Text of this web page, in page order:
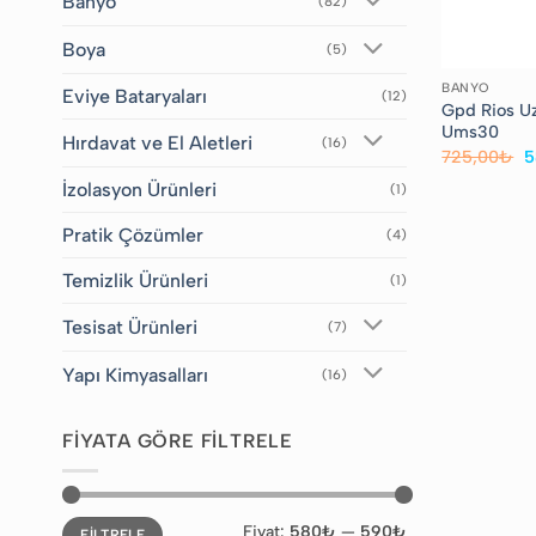
Boya (5)
Eviye Bataryaları (12)
Hırdavat ve El Aletleri (16)
İzolasyon Ürünleri (1)
Pratik Çözümler (4)
Temizlik Ürünleri (1)
Tesisat Ürünleri (7)
Yapı Kimyasalları (16)
FIYATA GÖRE FILTRELE
En
En
Fiyat: 580₺ — 590₺
BANYO
Gpd Rios
Ums30
725,00₺